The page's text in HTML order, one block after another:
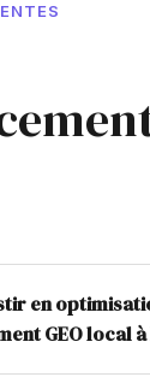
en
GEO local à